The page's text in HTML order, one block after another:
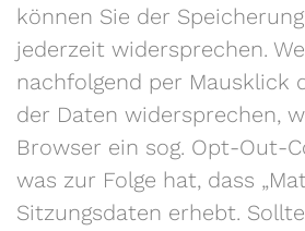
können Sie der
jederzeit widersprechen.
nachfolgend per Mausklick
der Daten widersprechen,
Browser ein sog. Opt-Out-
was zur Folge hat, dass
Sitzungsdaten erhebt.